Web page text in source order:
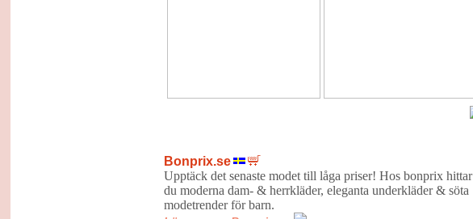
Bonprix.se
Upptäck det senaste modet till låga priser! Hos bonprix hittar
du moderna dam- & herrkläder, eleganta underkläder & söta
modetrender för barn.